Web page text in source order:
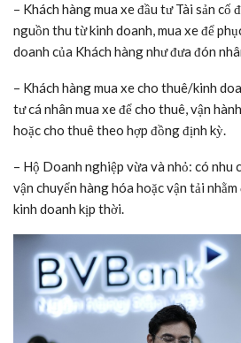
– Khách hàng mua xe đầu tư Tài sản cố
nguồn thu từ kinh doanh, mua xe để
doanh của Khách hàng như đưa đón
– Khách hàng mua xe cho thuê/kinh
tư cá nhân mua xe để cho thuê, vận
hoặc cho thuê theo hợp đồng định kỳ.
– Hộ Doanh nghiệp vừa và nhỏ: có nhu
vận chuyển hàng hóa hoặc vận tải
kinh doanh kịp thời.